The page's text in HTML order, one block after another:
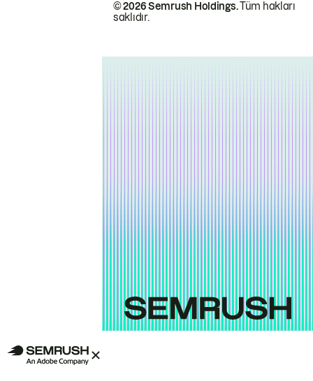
© 2026 Semrush Holdings.Tüm hakları
saklıdır.